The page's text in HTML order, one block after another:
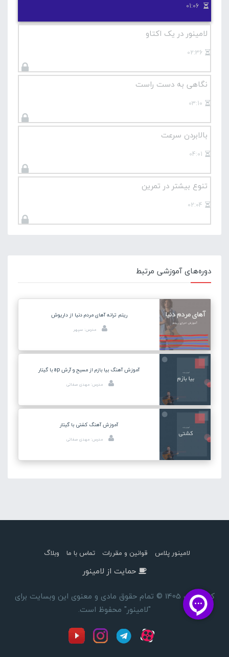
اگر از علاقه مندان به گیتار هستید که می خواهید دستان قوی
تری داشته باشید پیشنهاد می کنیم که دیدن این دوره رو از
دست ندهید
لامینور در یک اکتاو
02:36
نگاهی به دست راست
03:10
بالابردن سرعت
04:01
تنوع بیشتر در تمرین
02:04
دوره‌های آموزشی مرتبط
ریتم ترانه آهای مردم دنیا از داریوش
مدرس: سپهر
آموزش آهنگ بیا بازم از مسیح و آرش ap با گیتار
مدرس: مهدی صفاتی
آموزش آهنگ کشتی با گیتار
مدرس: مهدی صفاتی
لامینور پلاس قوانین و مقررات تماس با ما وبلاگ
حمایت از لامینور
کپی رایت 1405 © تمام حقوق مادی و معنوی این وبسایت برای
"لامینور" محفوظ است.